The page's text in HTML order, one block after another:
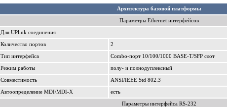
Архитектура базовой платформы
Параметры Ethernet интерфейсов
Для UPlink соединения
Количество портов 2
Тип интерфейса Combo-порт 10/100/1000 BASE-T/SFP слот
Режим работы полу- и полнодуплексный
Совместимость ANSI/IEEE Std 802.3
Автоопределение MDI/MDI-X есть
Параметры интерфейса RS-232